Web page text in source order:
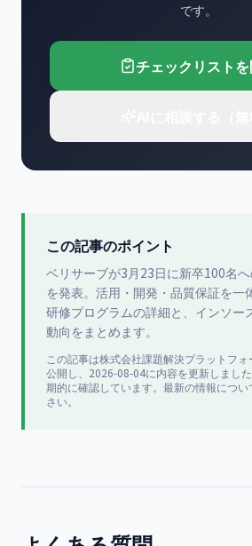
です。
チェックリストを
この記事のポイント
ベリサーブが3月23日に新卒100名
を発表。活用・開発・品質保証を一
研修プログラムの詳細と、インソー
動向をまとめます。
この記事は株式会社課題解決プラットフォ
公開し、2026-08-04に内容を更新しまし
期的に確認しています。最新の情報につい
さい。